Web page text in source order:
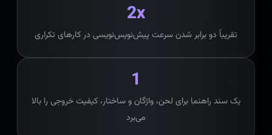
2x
تقریباً دو برابر شدن سرعت پیش‌نویس‌نویسی در کارهای تکراری
1
یک سند راهنما برای لحن، واژگان و ساختار، کیفیت خروجی را بالا
می‌برد